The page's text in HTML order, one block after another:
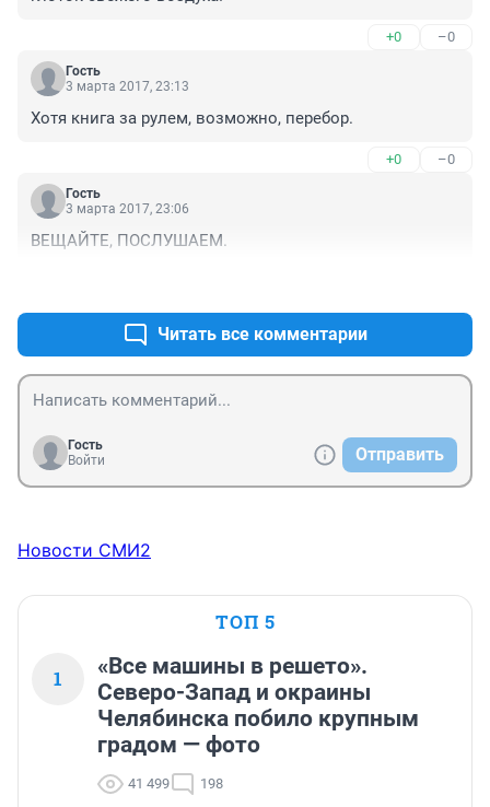
+0 –0
Гость
3 марта 2017, 23:13
Хотя книга за рулем, возможно, перебор.
+0 –0
Гость
3 марта 2017, 23:06
ВЕЩАЙТЕ, ПОСЛУШАЕМ.
Читать все комментарии
Гость
Войти
Отправить
Новости СМИ2
ТОП 5
1
«Все машины в решето».
Северо-Запад и окраины
Челябинска побило крупным
градом — фото
41 499 198